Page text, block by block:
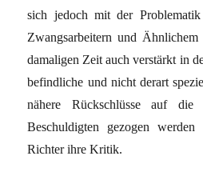
sich jedoch mit der
Zwangsarbeitern und
damaligen Zeit auch verstärkt in
befindliche und nicht derart
nähere Rückschlüsse auf die
Beschuldigten gezogen
Richter ihre Kritik.